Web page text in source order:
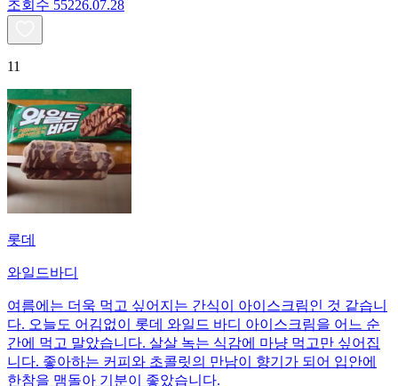
조회수 55226.07.28
11
롯데
와일드바디
여름에는 더욱 먹고 싶어지는 간식이 아이스크림인 것 같습니
다. 오늘도 어김없이 롯데 와일드 바디 아이스크림을 어느 순
간에 먹고 말았습니다. 살살 녹는 식감에 마냥 먹고만 싶어집
니다. 좋아하는 커피와 초콜릿의 만남이 향기가 되어 입안에
한참을 맴돌아 기분이 좋았습니다.